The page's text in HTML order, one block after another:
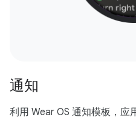
通知
利用 Wear OS 通知模板，应